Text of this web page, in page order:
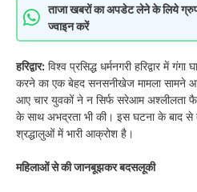
ताजा खबरों का अपडेट लेने के लिये
ज्वाइन करें
हरिद्वार: विश्व प्रसिद्ध धर्मनगरी हरिद्वार में
करने का एक बेहद सनसनीखेज मामला सामने
आए चार युवकों ने न सिर्फ सरेआम अश्लीलता
के साथ अभद्रता भी की। इस घटना के बाद से
श्रद्धालुओं में भारी आक्रोश है।
महिलाओं से की जानबूझकर बदसलूकी